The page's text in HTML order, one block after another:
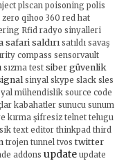
plscan poisoning polis
zero qihoo 360 red hat
Rfid radyo sinyalleri
safari saldırı satıldı savaş
compass sensorvault
sızma test siber güvenlik
sinyal skype slack sles
mühendislik source code
kabahatler sunucu sunum
kırma şifresiz telnet telugu
text editor thinkpad third
trojen tunnel tvos twitter
addons update update